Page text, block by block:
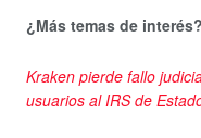
¿Más temas de
Kraken pierde fallo
usuarios al IRS de